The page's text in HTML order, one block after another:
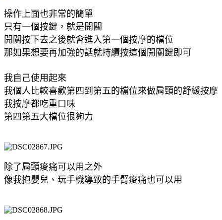
操作上面也非常的簡單
只有一個按鍵，就是開關
開關按下去之後就會進入第一個按摩的檔位
那如果想要再加強的話就持續按這個開關鍵即可
我自己使用起來
我個人比較喜歡第四到第五的檔位來做肩頸的舒緩按摩
我按摩都吃重口味
第四第五大檔位很夠力
除了肩頸痠痛可以用之外
像我抱嬰兒、玩手機導致的手臂痠痛也可以用